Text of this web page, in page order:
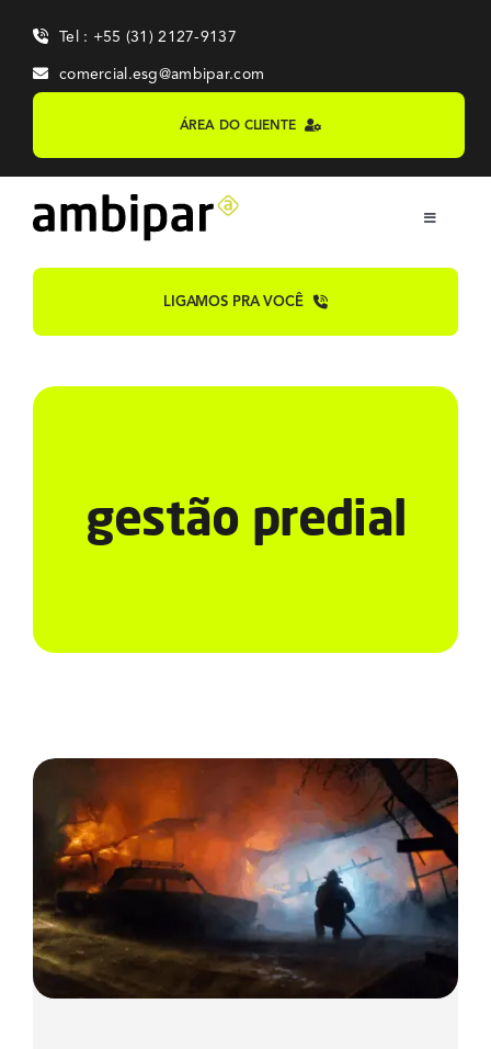
content
Tel : +55 (31) 2127-9137
comercial.esg@ambipar.com
ÁREA DO CLIENTE
Toggle
Home
EAD
LIGAMOS PRA VOCÊ
gestão predial